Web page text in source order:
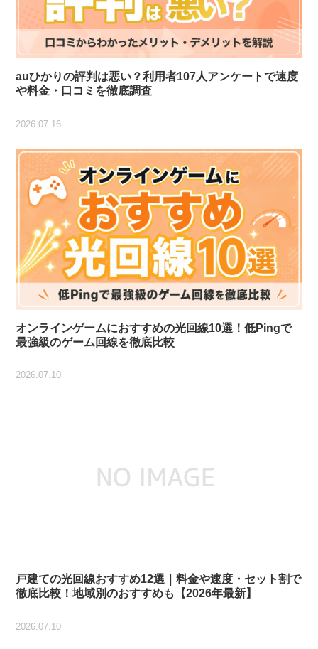
auひかりの評判は悪い？利用者107人アンケートで速度
や料金・口コミを徹底調査
2026.07.16
オンラインゲームにおすすめの光回線10選！低Pingで
最強級のゲーム回線を徹底比較
2026.07.10
戸建ての光回線おすすめ12選｜料金や速度・セット割で
徹底比較！地域別のおすすめも【2026年最新】
2026.07.10